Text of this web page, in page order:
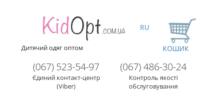
Дитячий одяг оптом
(067) 523-54-97
Єдиний контакт-центр
(Viber)
(067) 486-30-24
Контроль якості
обслуговування
RU
КОШИК